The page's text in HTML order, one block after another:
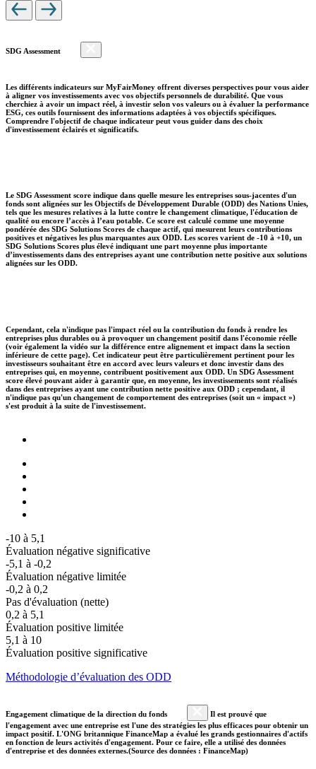
SDG Assessment
Les différents indicateurs sur MyFairMoney offrent diverses perspectives pour vous aider
à aligner vos investissements avec vos objectifs personnels de durabilité. Que vous
cherchiez à avoir un impact réel, à investir selon vos valeurs ou à évaluer la performance
ESG, ces outils fournissent des informations adaptées à vos objectifs spécifiques.
Comprendre l'objectif de chaque indicateur peut vous guider dans des choix
d'investissement éclairés et significatifs.
Le SDG Assessment score indique dans quelle mesure les entreprises sous-jacentes d'un
fonds sont alignées sur les Objectifs de Développement Durable (ODD) des Nations Unies,
tels que les mesures relatives à la lutte contre le changement climatique, l'éducation de
qualité ou encore l’accès à l’eau potable. Ce score est calculé comme une moyenne
pondérée des SDG Solutions Scores de chaque actif, qui mesurent leurs contributions
positives et négatives les plus marquantes aux ODD. Les scores varient de -10 à +10, un
SDG Solutions Scores plus élevé indiquant une part moyenne plus importante
d’investissements dans des entreprises ayant une contribution nette positive aux solutions
alignées sur les ODD.
Cependant, cela n'indique pas l'impact réel ou la contribution du fonds à rendre les
entreprises plus durables ou à provoquer un changement positif dans l'économie réelle
(voir également la vidéo sur la différence entre alignement et impact dans la section
inférieure de cette page). Cet indicateur peut être particulièrement pertinent pour les
investisseurs souhaitant être en accord avec leurs valeurs et donc investir dans des
entreprises qui, en moyenne, contribuent positivement aux ODD. Un SDG Assessment
score élevé pouvant aider à garantir que, en moyenne, les investissements sont réalisés
dans des entreprises ayant une contribution nette positive aux ODD ; cependant, il
n'indique pas qu'un changement de comportement des entreprises (soit un « impact »)
s'est produit à la suite de l'investissement.
-10 à 5,1
Évaluation négative significative
-5,1 à -0,2
Évaluation négative limitée
-0,2 à 0,2
Pas d'évaluation (nette)
0,2 à 5,1
Évaluation positive limitée
5,1 à 10
Évaluation positive significative
Méthodologie d’évaluation des ODD
Engagement climatique de la direction du fonds
Il est prouvé que
l'engagement avec une entreprise est l'une des stratégies les plus efficaces pour obtenir un
impact positif. L'ONG britannique FinanceMap a évalué les grands gestionnaires d'actifs
en fonction de leurs activités d'engagement. Pour ce faire, elle a utilisé des données
d'entreprise et des données externes.(Source des données : FinanceMap)